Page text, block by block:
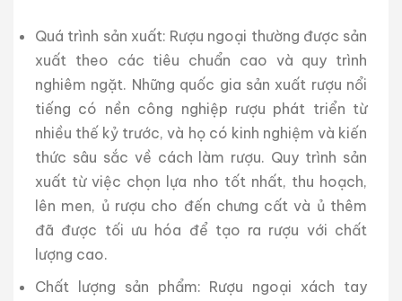
Quá trình sản xuất: Rượu ngoại thường được sản
xuất theo các tiêu chuẩn cao và quy trình
nghiêm ngặt. Những quốc gia sản xuất rượu nổi
tiếng có nền công nghiệp rượu phát triển từ
nhiều thế kỷ trước, và họ có kinh nghiệm và kiến
thức sâu sắc về cách làm rượu. Quy trình sản
xuất từ việc chọn lựa nho tốt nhất, thu hoạch,
lên men, ủ rượu cho đến chưng cất và ủ thêm
đã được tối ưu hóa để tạo ra rượu với chất
lượng cao.
Chất lượng sản phẩm: Rượu ngoại xách tay